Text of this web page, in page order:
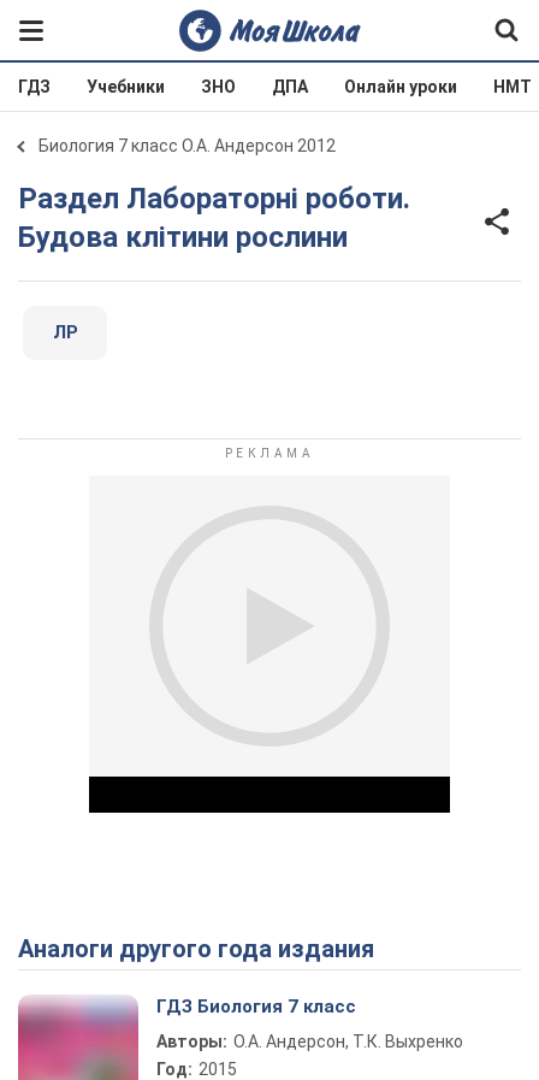
ГДЗ Учебники ЗНО ДПА Онлайн уроки НМТ
Биология 7 класс О.А. Андерсон 2012
Раздел Лабораторні роботи.
Будова клітини рослини
ЛР
Play Video
Аналоги другого года издания
ГДЗ Биология 7 класс
Авторы: О.А. Андерсон, Т.К. Выхренко
Год: 2015